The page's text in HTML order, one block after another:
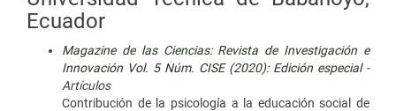
Ecuador
Magazine de las Ciencias: Revista de Investigación e
Innovación Vol. 5 Núm. CISE (2020): Edición especial-
Artículos
Contribución de la psicología a la educación social de